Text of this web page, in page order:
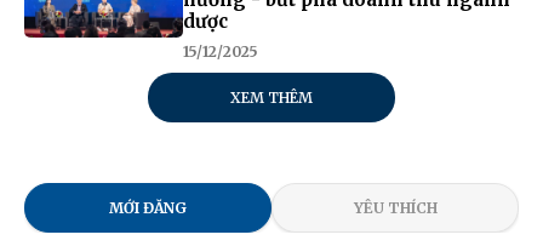
dược
15/12/2025
XEM THÊM
MỚI ĐĂNG YÊU THÍCH